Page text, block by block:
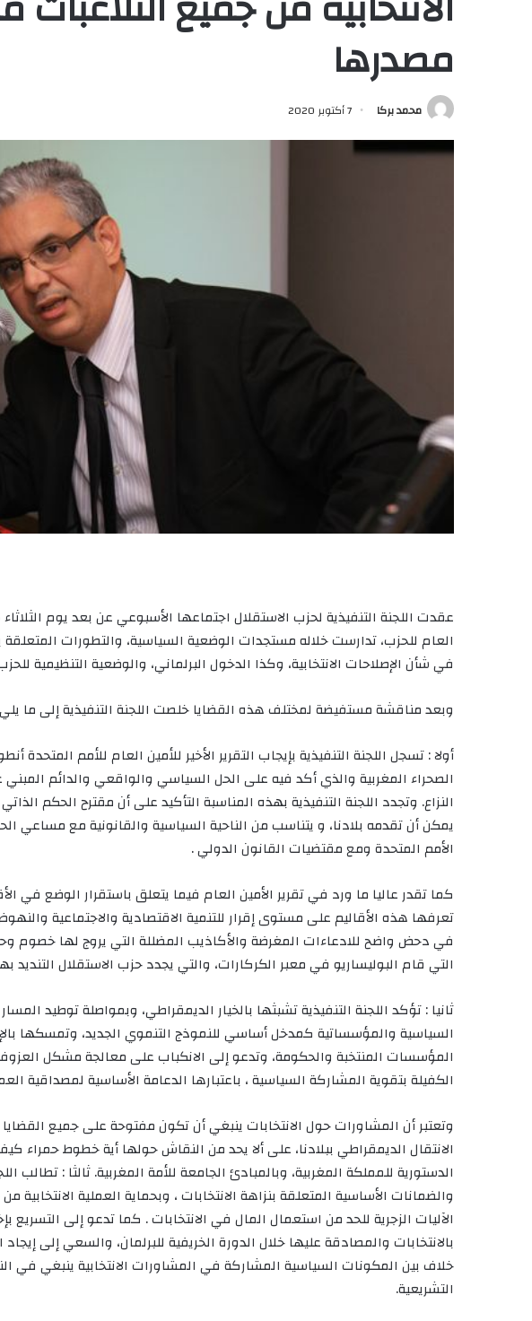
مصدرها
محمد بركا 7 أكتوبر 2020
العام للحزب، تدارست خلاله مستجدات الوضعية السياسية، والتطورات المتعلقة
في شأن الإصلاحات الانتخابية، وكذا الدخول البرلماني، والوضعية التنظيمية
وبعد مناقشة مستفيضة لمختلف هذه القضايا خلصت اللجنة التنفيذية إلى ما
أولا : تسجل اللجنة التنفيذية بإيجاب التقرير الأخير للأمين العام للأمم
الصحراء المغربية والذي أكد فيه على الحل السياسي والواقعي والدائم
النزاع. وتجدد اللجنة التنفيذية بهذه المناسبة التأكيد على أن مقترح الحكم
يمكن أن تقدمه بلادنا، و يتناسب من الناحية السياسية والقانونية مع
الأمم المتحدة ومع مقتضيات القانون الدولي .
كما تقدر عاليا ما ورد في تقرير الأمين العام فيما يتعلق باستقرار الوضع في
تعرفها هذه الأقاليم على مستوى إقرار للتنمية الاقتصادية والاجتماعية
في دحض واضح للادعاءات المغرضة والأكاذيب المضللة التي يروج لها خصوم
التي قام البوليساريو في معبر الكركارات، والتي يجدد حزب الاستقلال التنديد
ثانيا : تؤكد اللجنة التنفيذية تشبثها بالخيار الديمقراطي، وبمواصلة توطيد
السياسية والمؤسساتية كمدخل أساسي للنموذج التنموي الجديد، وتمسكها
المؤسسات المنتخبة والحكومة، وتدعو إلى الانكباب على معالجة مشكل العزوف
الكفيلة بتقوية المشاركة السياسية ، باعتبارها الدعامة الأساسية لمصداقية
وتعتبر أن المشاورات حول الانتخابات ينبغي أن تكون مفتوحة على جميع القضايا
الانتقال الديمقراطي ببلادنا، على ألا يحد من النقاش حولها أية خطوط حمراء
الدستورية للمملكة المغربية، وبالمبادئ الجامعة للأمة المغربية. ثالثا : تطالب
والضمانات الأساسية المتعلقة بنزاهة الانتخابات ، وبحماية العملية
الآليات الزجرية للحد من استعمال المال في الانتخابات . كما تدعو إلى التسريع
بالانتخابات والمصادقة عليها خلال الدورة الخريفية للبرلمان، والسعي إلى
خلاف بين المكونات السياسية المشاركة في المشاورات الانتخابية ينبغي
التشريعية.